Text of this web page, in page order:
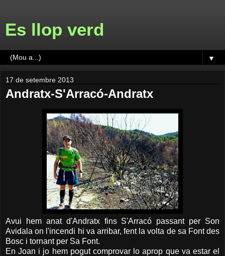
Es llop verd
▼
17 de setembre 2013
Andratx-S'Arracó-Andratx
Avui hem anat d'Andratx fins S'Arracó passant per Son
Avidala on l'incendi hi va arribar, fent la volta de sa Font des
Bosc i tornant per Sa Font.
En Joan i jo hem pogut comprovar lo aprop que va estar el